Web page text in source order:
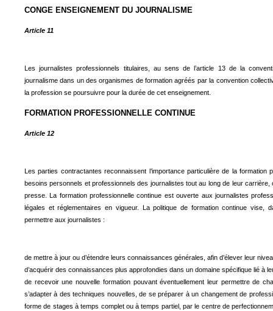
CONGE ENSEIGNEMENT DU JOURNALISME
Article 11
Les journalistes professionnels titulaires, au sens de l’article 13 de la
journalisme dans un des organismes de formation agréés par la convention
la profession se poursuivre pour la durée de cet enseignement.
FORMATION PROFESSIONNELLE CONTINUE
Article 12
Les parties contractantes reconnaissent l’importance particulière de la formation
besoins personnels et professionnels des journalistes tout au long de leur
presse. La formation professionnelle continue est ouverte aux journalistes
légales et réglementaires en vigueur. La politique de formation continue vise,
permettre aux journalistes :
de mettre à jour ou d’étendre leurs connaissances générales, afin d’élever leur
d’acquérir des connaissances plus approfondies dans un domaine spécifique lié à
de recevoir une nouvelle formation pouvant éventuellement leur permettre de
s’adapter à des techniques nouvelles, de se préparer à un changement de
forme de stages à temps complet ou à temps partiel, par le centre de